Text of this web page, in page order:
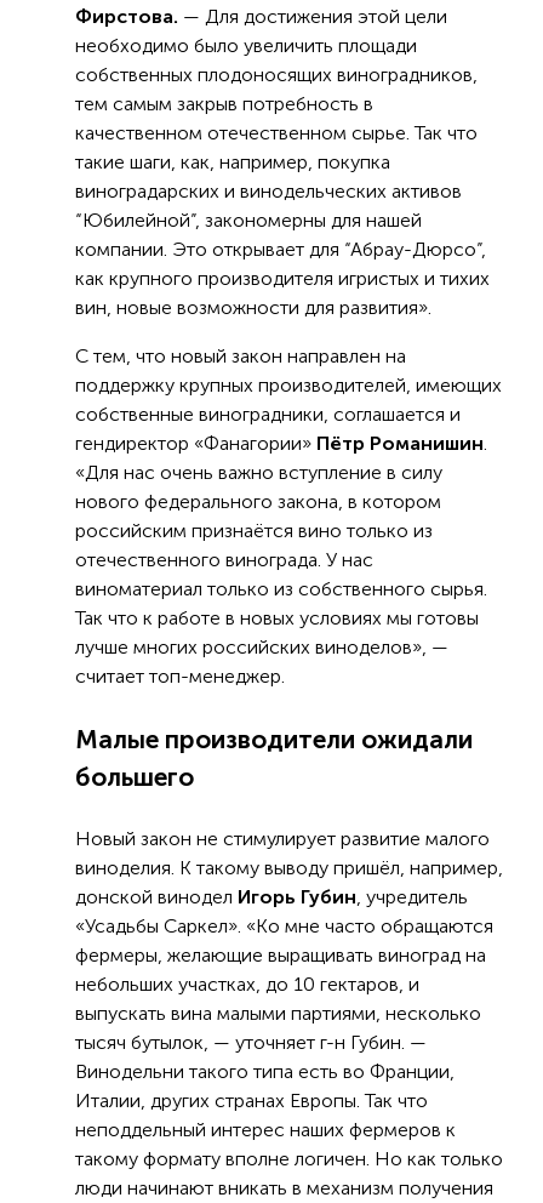
Фирстова. — Для достижения этой цели
необходимо было увеличить площади
собственных плодоносящих виноградников,
тем самым закрыв потребность в
качественном отечественном сырье. Так что
такие шаги, как, например, покупка
виноградарских и винодельческих активов
“Юбилейной”, закономерны для нашей
компании. Это открывает для “Абрау-Дюрсо”,
как крупного производителя игристых и тихих
вин, новые возможности для развития».
С тем, что новый закон направлен на
поддержку крупных производителей, имеющих
собственные виноградники, соглашается и
гендиректор «Фанагории» Пётр Романишин
«Для нас очень важно вступление в силу
нового федерального закона, в котором
российским признаётся вино только из
отечественного винограда. У нас
виноматериал только из собственного сырья.
Так что к работе в новых условиях мы готовы
лучше многих российских виноделов», —
считает топ-менеджер.
Малые производители ожидали
большего
Новый закон не стимулирует развитие малого
виноделия. К такому выводу пришёл, например,
донской винодел Игорь Губин , учредитель
«Усадьбы Саркел». «Ко мне часто обращаются
фермеры, желающие выращивать виноград на
небольших участках, до 10 гектаров, и
выпускать вина малыми партиями, несколько
тысяч бутылок, — уточняет г-н Губин. —
Винодельни такого типа есть во Франции,
Италии, других странах Европы. Так что
неподдельный интерес наших фермеров к
такому формату вполне логичен. Но как только
люди начинают вникать в механизм получения